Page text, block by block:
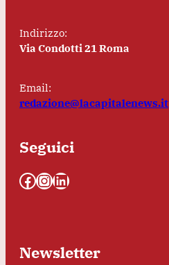
Indirizzo:
Via Condotti 21 Roma
Email:
redazione@lacapitalenews.it
Seguici
Facebook InstagramLinkedIn
Newsletter